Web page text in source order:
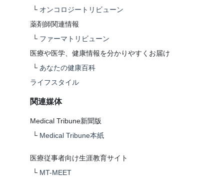
└ オンコロジートリビューン
薬剤師関連情報
└ ファーマトリビューン
医療や医学、健康情報を分かりやすくお届け
└ あなたの健康百科
ライフスタイル
関連媒体
Medical Tribune新聞版
└ Medical Tribune本紙
医療従事者向け生涯教育サイト
└ MT-MEET